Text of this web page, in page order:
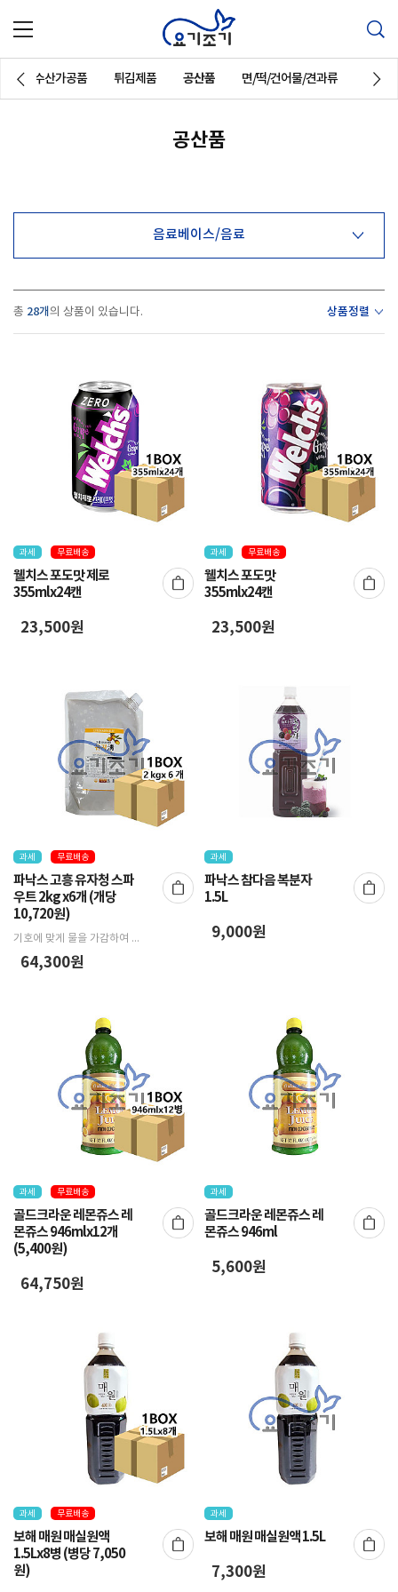
산물/수산가공품 튀김제품 공산품 면/떡/건어물/견과류 일회
공산품
음료베이스/음료
총 28개의 상품이 있습니다. 상품정렬
과세 무료배송
웰치스 포도맛 제로
355mlx24캔
23,500원
과세 무료배송
웰치스 포도맛
355mlx24캔
23,500원
과세 무료배송
파낙스 고흥 유자청 스파
우트 2kg x6개 (개당
10,720원)
기호에 맞게 물을 가감하여 음용.
64,300원
과세
파낙스 참다음 복분자
1.5L
9,000원
과세 무료배송
골드크라운 레몬쥬스 레
몬쥬스 946mlx12개
(5,400원)
64,750원
과세
골드크라운 레몬쥬스 레
몬쥬스 946ml
5,600원
과세 무료배송
보해 매원 매실원액
1.5Lx8병 (병당 7,050
원)
과세
보해 매원 매실원액 1.5L
7,300원